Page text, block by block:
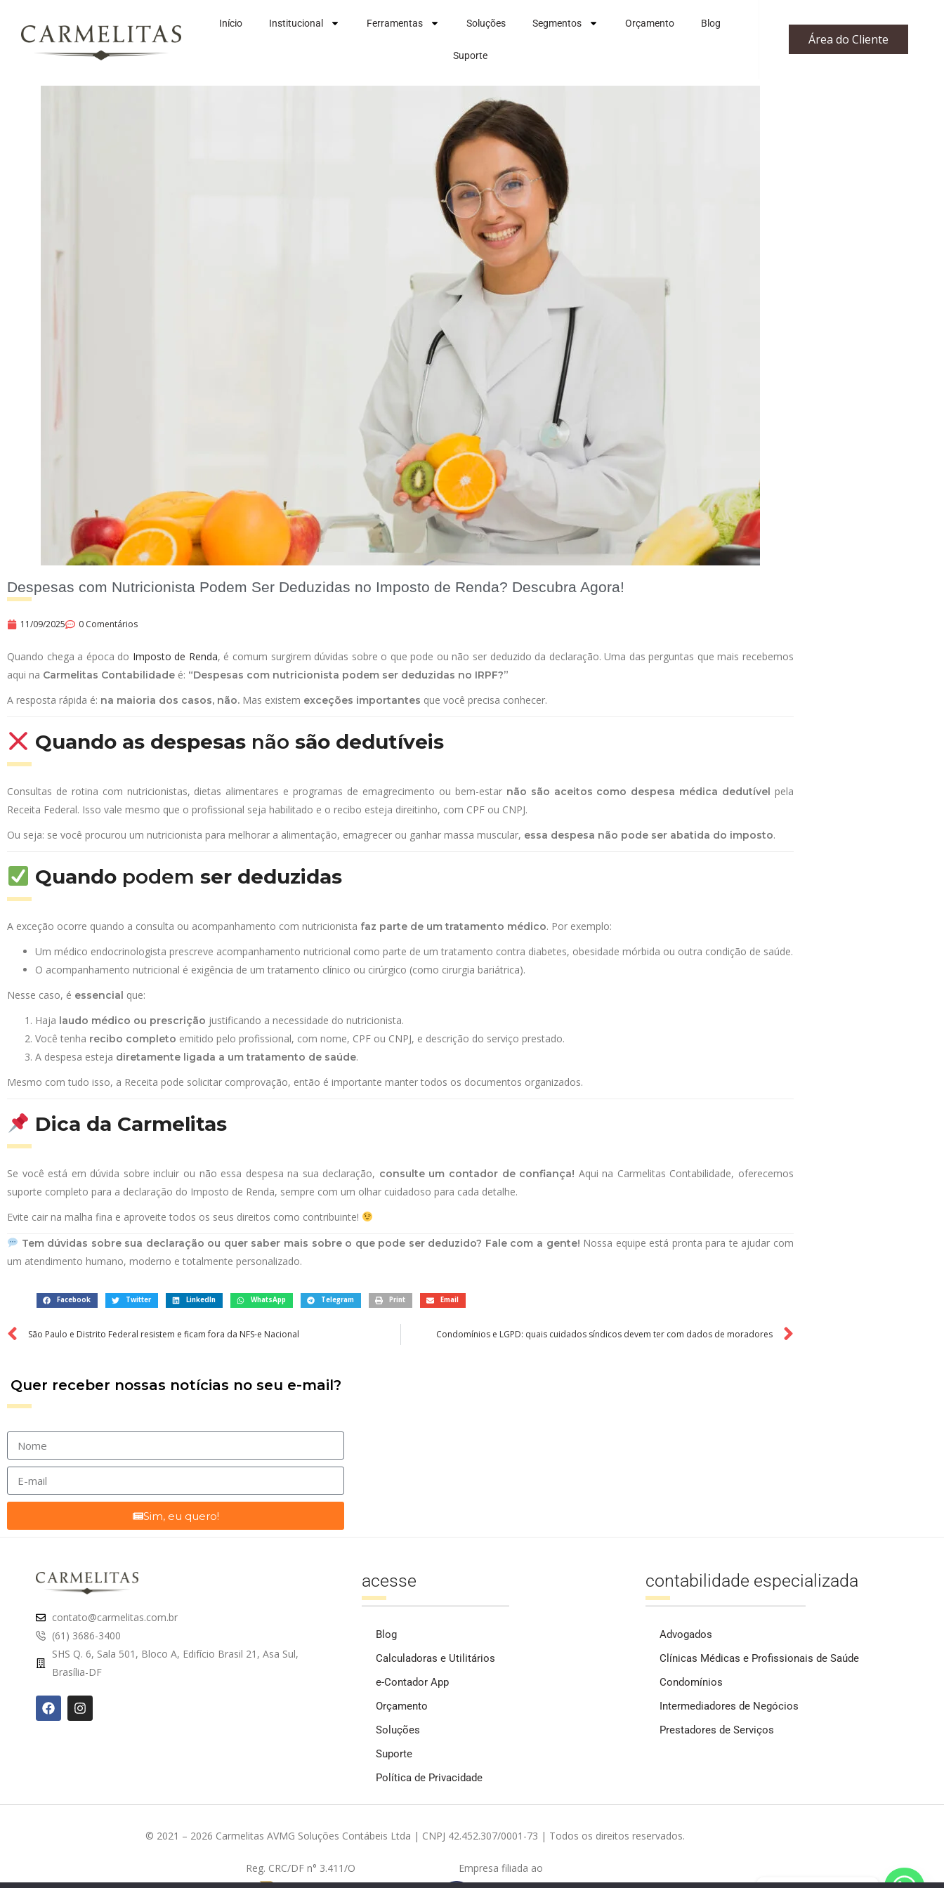
Início Institucional Ferramentas Soluções Segmentos Orçamento Blog
Suporte
Área do Cliente
Despesas com Nutricionista Podem Ser Deduzidas no Imposto de Renda? Descubra Agora!
11/09/2025 0 Comentários
Quando chega a época do Imposto de Renda, é comum surgirem dúvidas sobre o que pode ou não ser deduzido da declaração. Uma das perguntas que mais recebemos
aqui na Carmelitas Contabilidade é: “Despesas com nutricionista podem ser deduzidas no IRPF?”
A resposta rápida é: na maioria dos casos, não. Mas existem exceções importantes que você precisa conhecer.
Quando as despesas não são dedutíveis
Consultas de rotina com nutricionistas, dietas alimentares e programas de emagrecimento ou bem-estar não são aceitos como despesa médica dedutível pela
Receita Federal. Isso vale mesmo que o profissional seja habilitado e o recibo esteja direitinho, com CPF ou CNPJ.
Ou seja: se você procurou um nutricionista para melhorar a alimentação, emagrecer ou ganhar massa muscular, essa despesa não pode ser abatida do imposto.
Quando podem ser deduzidas
A exceção ocorre quando a consulta ou acompanhamento com nutricionista faz parte de um tratamento médico. Por exemplo:
Um médico endocrinologista prescreve acompanhamento nutricional como parte de um tratamento contra diabetes, obesidade mórbida ou outra condição de saúde.
O acompanhamento nutricional é exigência de um tratamento clínico ou cirúrgico (como cirurgia bariátrica).
Nesse caso, é essencial que:
Haja laudo médico ou prescrição justificando a necessidade do nutricionista.
Você tenha recibo completo emitido pelo profissional, com nome, CPF ou CNPJ, e descrição do serviço prestado.
A despesa esteja diretamente ligada a um tratamento de saúde.
Mesmo com tudo isso, a Receita pode solicitar comprovação, então é importante manter todos os documentos organizados.
Dica da Carmelitas
Se você está em dúvida sobre incluir ou não essa despesa na sua declaração, consulte um contador de confiança! Aqui na Carmelitas Contabilidade, oferecemos
suporte completo para a declaração do Imposto de Renda, sempre com um olhar cuidadoso para cada detalhe.
Evite cair na malha fina e aproveite todos os seus direitos como contribuinte!
Tem dúvidas sobre sua declaração ou quer saber mais sobre o que pode ser deduzido? Fale com a gente! Nossa equipe está pronta para te ajudar com
um atendimento humano, moderno e totalmente personalizado.
Facebook Twitter LinkedIn WhatsApp Telegram Print Email
São Paulo e Distrito Federal resistem e ficam fora da NFS-e Nacional Condomínios e LGPD: quais cuidados síndicos devem ter com dados de moradores
Quer receber nossas notícias no seu e-mail?
Sim, eu quero!
contato@carmelitas.com.br
(61) 3686-3400
SHS Q. 6, Sala 501, Bloco A, Edifício Brasil 21, Asa Sul,
Brasília-DF
acesse
Blog
Calculadoras e Utilitários
e-Contador App
Orçamento
Soluções
Suporte
Política de Privacidade
contabilidade especializada
Advogados
Clínicas Médicas e Profissionais de Saúde
Condomínios
Intermediadores de Negócios
Prestadores de Serviços
© 2021 – 2026 Carmelitas AVMG Soluções Contábeis Ltda | CNPJ 42.452.307/0001-73 | Todos os direitos reservados.
Reg. CRC/DF n° 3.411/O Empresa filiada ao